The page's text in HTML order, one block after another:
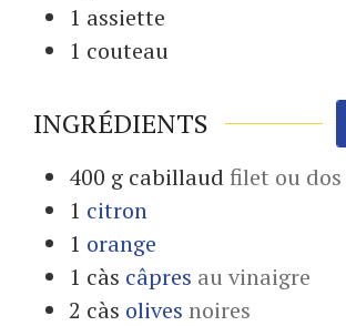
1 assiette
1 couteau
INGRÉDIENTS
400 g cabillaud filet ou dos
1 citron
1 orange
1 càs câpres au vinaigre
2 càs olives noires